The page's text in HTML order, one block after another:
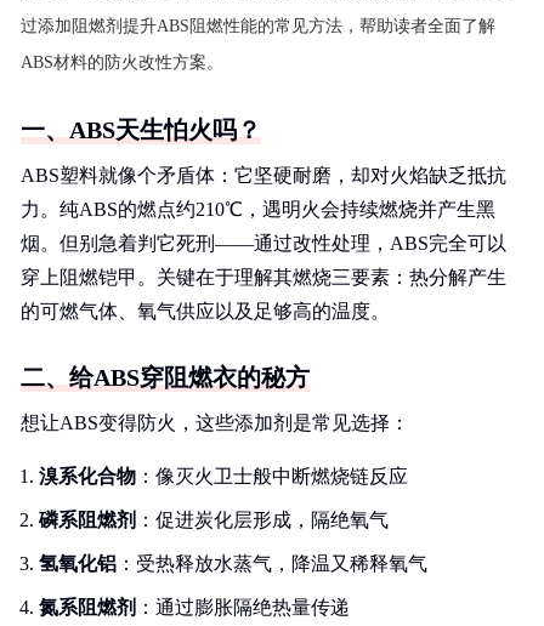
过添加阻燃剂提升ABS阻燃性能的常见方法，帮助读者全面了解
ABS材料的防火改性方案。
一、ABS天生怕火吗？
ABS塑料就像个矛盾体：它坚硬耐磨，却对火焰缺乏抵抗
力。纯ABS的燃点约210℃，遇明火会持续燃烧并产生黑
烟。但别急着判它死刑——通过改性处理，ABS完全可以
穿上阻燃铠甲。关键在于理解其燃烧三要素：热分解产生
的可燃气体、氧气供应以及足够高的温度。
二、给ABS穿阻燃衣的秘方
想让ABS变得防火，这些添加剂是常见选择：
溴系化合物 ：像灭火卫士般中断燃烧链反应
磷系阻燃剂 ：促进炭化层形成，隔绝氧气
氢氧化铝 ：受热释放水蒸气，降温又稀释氧气
氮系阻燃剂 ：通过膨胀隔绝热量传递